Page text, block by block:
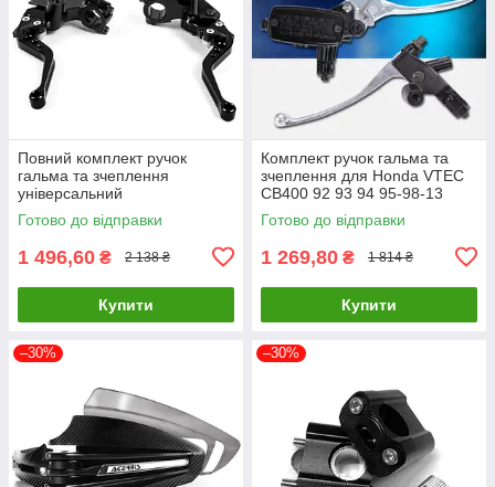
Повний комплект ручок
гальма та зчеплення
універсальний
Готово до відправки
1 496,60 ₴ 2 138 ₴
Купити
Комплект ручок гальма та
зчеплення для Honda VTEC
CB400 92 93 94 95-98-13
Готово до відправки
1 269,80 ₴ 1 814 ₴
Купити
–30% –30%